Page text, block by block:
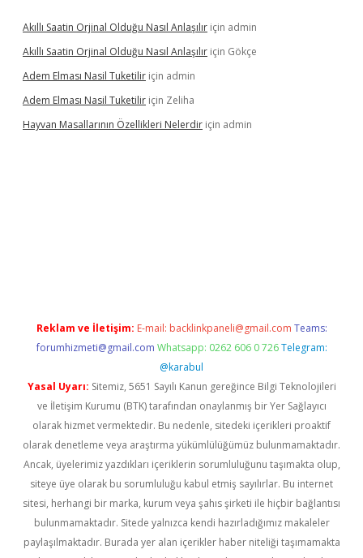
Akıllı Saatin Orjinal Olduğu Nasıl Anlaşılır için admin
Akıllı Saatin Orjinal Olduğu Nasıl Anlaşılır için Gökçe
Adem Elması Nasil Tuketilir için admin
Adem Elması Nasil Tuketilir için Zeliha
Hayvan Masallarının Özellikleri Nelerdir için admin
Reklam ve İletişim: E-mail: backlinkpaneli@gmail.com Teams:
forumhizmeti@gmail.com Whatsapp: 0262 606 0 726 Telegram:
@karabul
Yasal Uyarı: Sitemiz, 5651 Sayılı Kanun gereğince Bilgi Teknolojileri
ve İletişim Kurumu (BTK) tarafından onaylanmış bir Yer Sağlayıcı
olarak hizmet vermektedir. Bu nedenle, sitedeki içerikleri proaktif
olarak denetleme veya araştırma yükümlülüğümüz bulunmamaktadır.
Ancak, üyelerimiz yazdıkları içeriklerin sorumluluğunu taşımakta olup,
siteye üye olarak bu sorumluluğu kabul etmiş sayılırlar. Bu internet
sitesi, herhangi bir marka, kurum veya şahıs şirketi ile hiçbir bağlantısı
bulunmamaktadır. Sitede yalnızca kendi hazırladığımız makaleler
paylaşılmaktadır. Burada yer alan içerikler haber niteliği taşımamakta